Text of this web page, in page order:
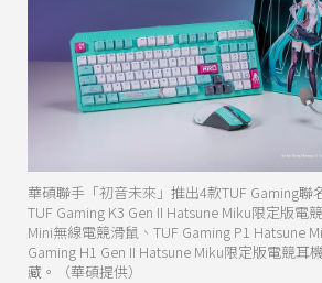
華碩聯手「初音未來」推出4款TUF Gaming聯
TUF Gaming K3 Gen II Hatsune Miku限定版電
Mini無線電競滑鼠、TUF Gaming P1 Hatsune
Gaming H1 Gen II Hatsune Miku限定版電競耳
藏。（華碩提供）